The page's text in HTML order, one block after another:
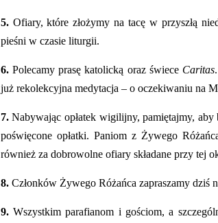
5.Ofiary, które złożymy na tacę w przyszłą
pieśni w czasie liturgii.
6.Polecamy prasę katolicką oraz świece Caritas.
już rekolekcyjna medytacja – o oczekiwaniu na
7.Nabywając opłatek wigilijny, pamiętajmy, aby
poświęcone opłatki. Paniom z Żywego
również za dobrowolne ofiary składane przy tej
8.Członków Żywego Różańca zapraszamy dziś
9.Wszystkim parafianom i gościom, a